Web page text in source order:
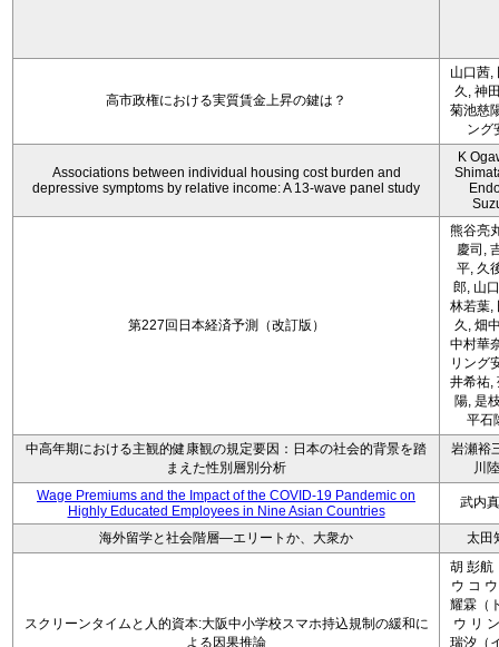
高市政権における実質賃金上昇の鍵は？
山口茜,
久, 神
菊池慈
ング
Associations between individual housing cost burden and
depressive symptoms by relative income: A 13-wave panel study
K
第227回日本経済予測（改訂版）
熊谷亮
慶司,
平, 久
郎, 山
林若葉,
久, 畑
中村華
リング
井希祐,
陽, 是
平石
中高年期における主観的健康観の規定要因：日本の社会的背景を踏
まえた性別層別分析
岩瀬裕
川
Wage Premiums and the Impact of the COVID‑19 Pandemic on
Highly Educated Employees in Nine Asian Countries
武内
海外留学と社会階層―エリートか、大衆か 太田
スクリーンタイムと人的資本:大阪中小学校スマホ持込規制の緩和に
よる因果推論
胡 彭航
ウ コ
耀霖（
ウ リ
瑞汐（